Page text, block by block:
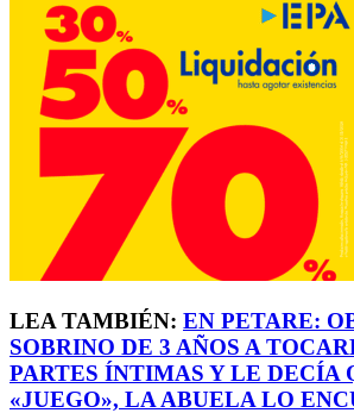
LEA TAMBIÉN: EN PETARE:
SOBRINO DE 3 AÑOS A
PARTES ÍNTIMAS Y LE DECÍA
«JUEGO», LA ABUELA LO